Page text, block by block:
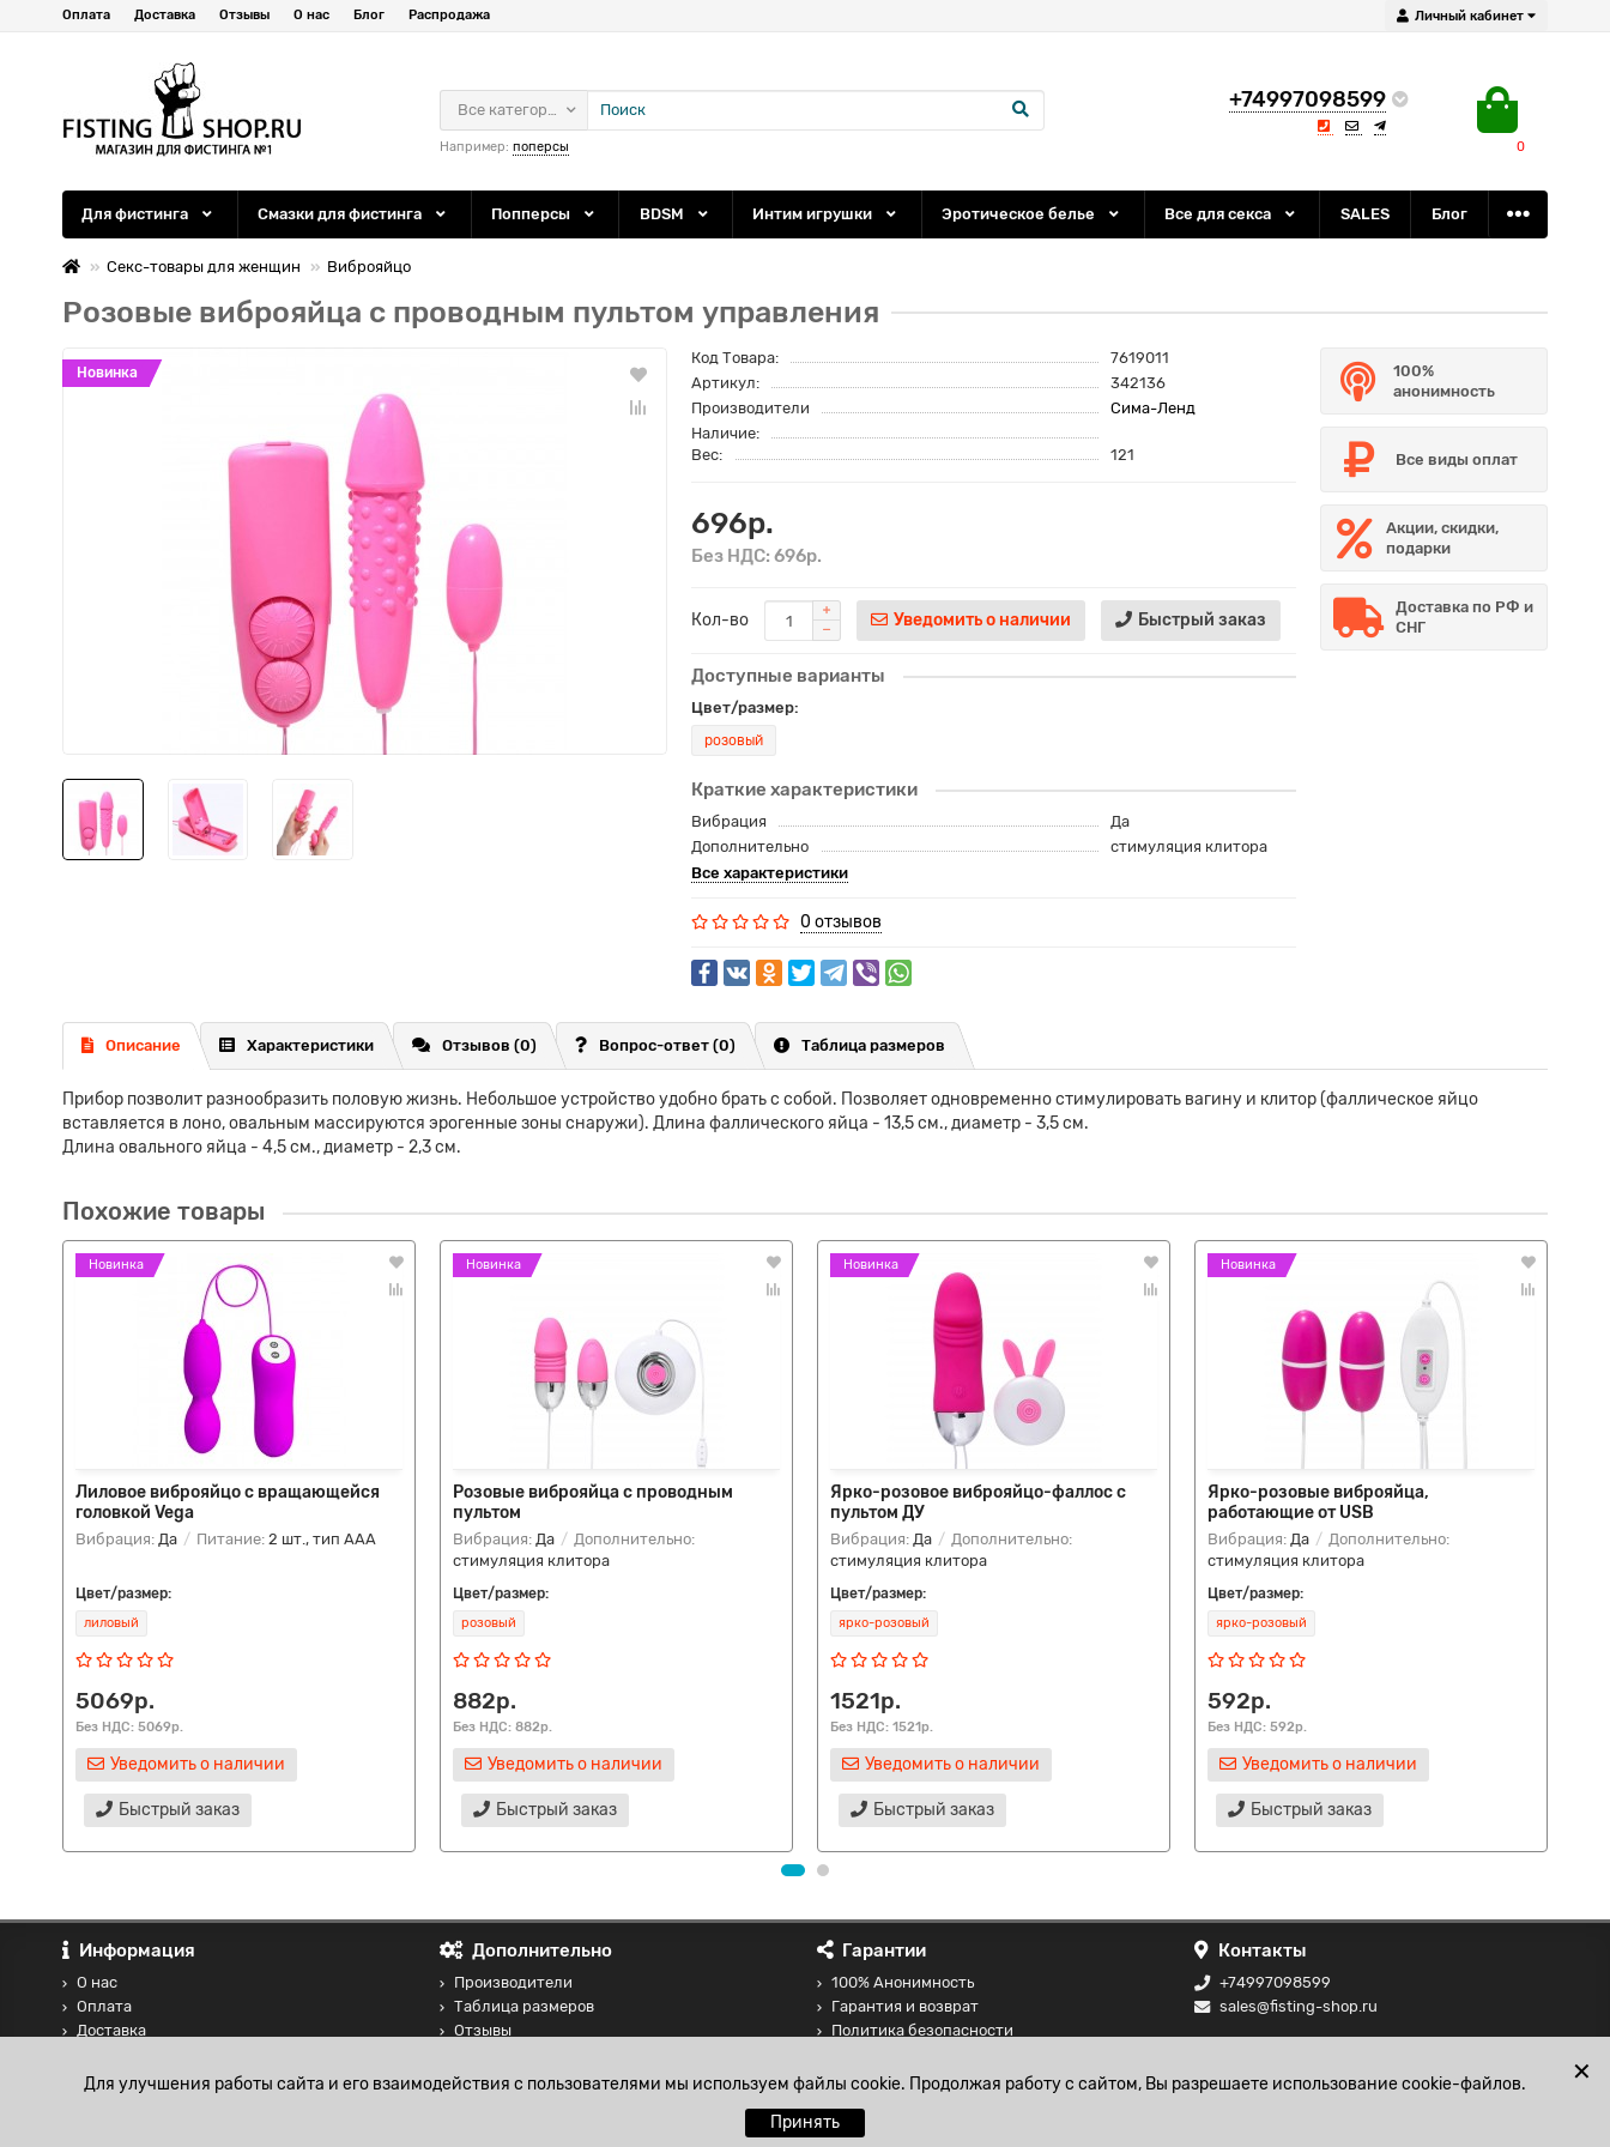
Личный кабинет
Оплата Доставка Отзывы О нас Блог Распродажа
+74997098599
0
Все категории
Например: поперсы
Для фистинга Смазки для фистинга Попперсы BDSM Интим игрушки Эротическое белье Все для секса SALES Блог
Секс-товары для женщин Виброяйцо
Розовые виброяйца с проводным пультом управления
Новинка
Код Товара:
7619011
Артикул:
342136
Производители
Сима-Ленд
Наличие:
Вес:
121
696р.
Без НДС: 696р.
Кол-во Уведомить о наличии Быстрый заказ
Доступные варианты
Цвет/размер:
розовый
Краткие характеристики
Вибрация
Да
Дополнительно
стимуляция клитора
Все характеристики
0 отзывов
100%
анонимность
Все виды оплат
Акции, скидки,
подарки
Доставка по РФ и
СНГ
Описание Характеристики Отзывов (0) Вопрос-ответ (0) Таблица размеров
Прибор позволит разнообразить половую жизнь. Небольшое устройство удобно брать с собой. Позволяет одновременно стимулировать вагину и клитор (фаллическое яйцо
вставляется в лоно, овальным массируются эрогенные зоны снаружи). Длина фаллического яйца - 13,5 см., диаметр - 3,5 см.
Длина овального яйца - 4,5 см., диаметр - 2,3 см.
Похожие товары
Новинка
Лиловое виброяйцо с вращающейся
головкой Vega
Вибрация: Да Питание: 2 шт., тип AAA
Цвет/размер:
лиловый
5069р.
Без НДС: 5069р.
Уведомить о наличии
Быстрый заказ
Новинка
Розовые виброяйца с проводным
пультом
Вибрация: Да
Дополнительно:
стимуляция клитора
Цвет/размер:
розовый
882р.
Без НДС: 882р.
Уведомить о наличии
Быстрый заказ
Новинка
Ярко-розовое виброяйцо-фаллос с
пультом ДУ
Вибрация: Да
Дополнительно:
стимуляция клитора
Цвет/размер:
ярко-розовый
1521р.
Без НДС: 1521р.
Уведомить о наличии
Быстрый заказ
Новинка
Ярко-розовые виброяйца,
работающие от USB
Вибрация: Да
Дополнительно:
стимуляция клитора
Цвет/размер:
ярко-розовый
592р.
Без НДС: 592р.
Уведомить о наличии
Быстрый заказ
Информация
О нас
Оплата
Доставка
Блог
Дополнительно
Производители
Таблица размеров
Отзывы
Гарантии
100% Анонимность
Гарантия и возврат
Политика безопасности
данных
Контакты
+74997098599
sales@fisting-shop.ru
✕
Для улучшения работы сайта и его взаимодействия с пользователями мы используем файлы cookie. Продолжая работу с сайтом, Вы разрешаете использование cookie-файлов.
Принять